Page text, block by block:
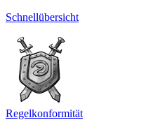
Schnellübersicht
Regelkonformität